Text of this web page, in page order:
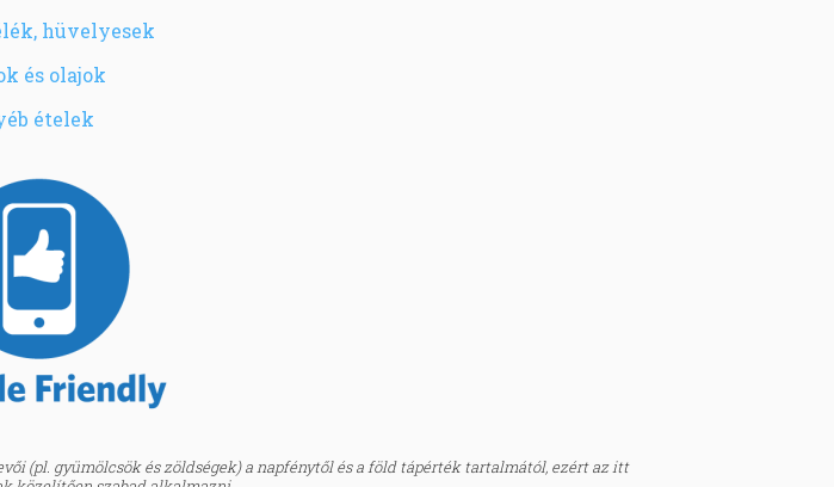
hüvelyesek
és olajok
ételek
(pl. gyümölcsök és zöldségek) a napfénytől és a föld tápérték tartalmától, ezért az itt